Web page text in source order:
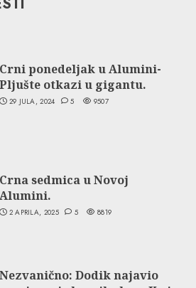
Crni ponedeljak u Alumini-
Pljušte otkazi u gigantu.
29 JULA, 2024 5 9507
Crna sedmica u Novoj
Alumini.
2 APRILA, 2025 5 8819
Nezvanično: Dodik najavio